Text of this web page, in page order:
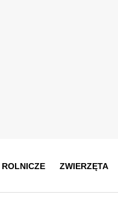
ROLNICZE ZWIERZĘTA